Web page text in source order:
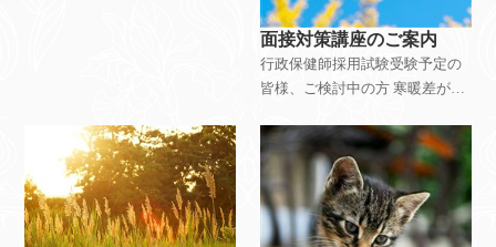
面接対策講座のご案内
行政保健師採用試験受験予定の
皆様、ご検討中の方 寒暖差が激
が、 皆様いかがお過ごしでしょ
うか。 当方の居住地近くの小学
校や保育園においても、 風邪や
インフルエン